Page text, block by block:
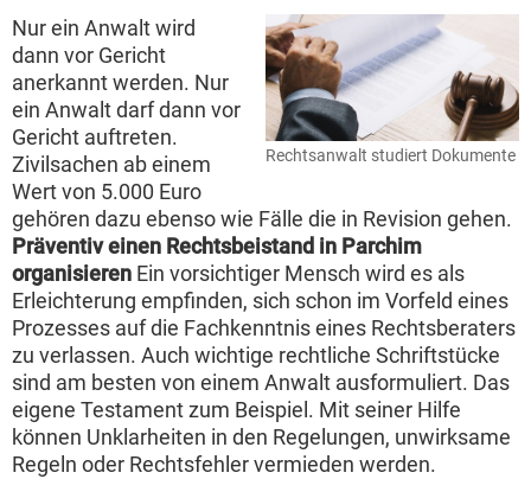
Rechtsanwalt studiert Dokumente
Nur ein Anwalt wird
dann vor Gericht
anerkannt werden. Nur
ein Anwalt darf dann vor
Gericht auftreten.
Zivilsachen ab einem
Wert von 5.000 Euro
gehören dazu ebenso wie Fälle die in Revision gehen.
Präventiv einen Rechtsbeistand in Parchim
organisieren Ein vorsichtiger Mensch wird es als
Erleichterung empfinden, sich schon im Vorfeld eines
Prozesses auf die Fachkenntnis eines Rechtsberaters
zu verlassen. Auch wichtige rechtliche Schriftstücke
sind am besten von einem Anwalt ausformuliert. Das
eigene Testament zum Beispiel. Mit seiner Hilfe
können Unklarheiten in den Regelungen, unwirksame
Regeln oder Rechtsfehler vermieden werden.